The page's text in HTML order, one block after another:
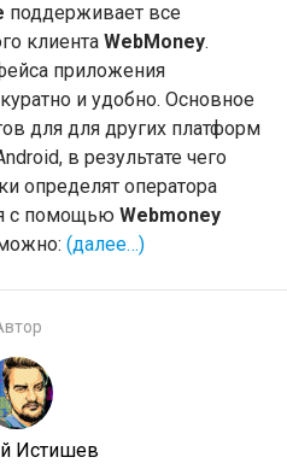
поддерживает все
клиента WebMoney.
приложения
и удобно. Основное
для для других платформ
в результате чего
определят оператора
с помощью Webmoney
(далее…)
Истишев